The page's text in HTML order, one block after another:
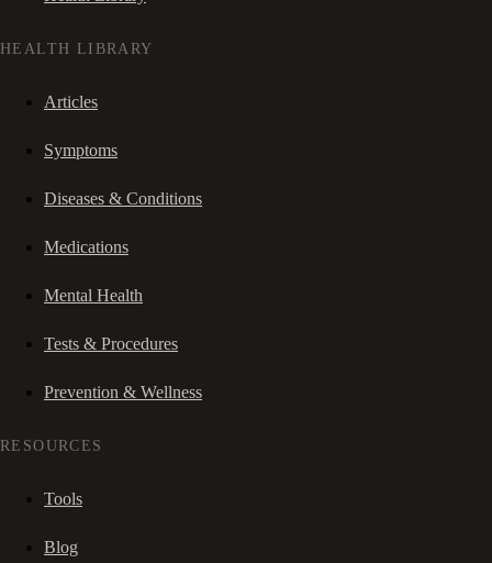
HEALTH LIBRARY
Articles
Symptoms
Diseases & Conditions
Medications
Mental Health
Tests & Procedures
Prevention & Wellness
RESOURCES
Tools
Blog